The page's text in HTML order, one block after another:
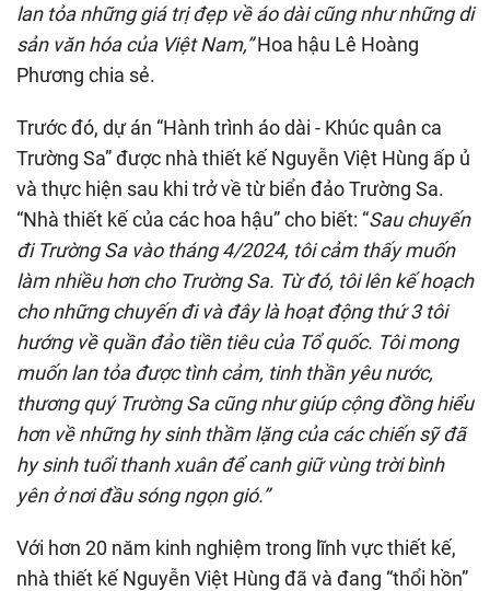
lantỏanhững giá trị đẹp về áo dài cũng nhưnhữngdi
sản văn hóacủa Việt Nam,”Hoa hậu Lê Hoàng
Phương chia sẻ.
Trước đó, dự án “Hành trình áo dài - Khúc quân ca
Trường Sa” được nhà thiết kế Nguyễn Việt Hùng ấp ủ
và thực hiện sau khi trở về từ biển đảo Trường Sa.
“Nhà thiết kế của các hoa hậu” cho biết: “Sau chuyến
đi Trường Sa vào tháng 4/2024, tôi cảm thấy muốn
làm nhiều hơn cho Trường Sa. Từ đó, tôi lênkế hoạch
cho những chuyến đi và đâylà hoạt động thứ 3tôi
hướng vềquần đảo tiền tiêu của Tổ quốc. Tôi mong
muốn lan tỏađược tình cảm, tinh thần yêu nước,
thương quý Trường Sa cũng nhưgiúp cộng đồnghiểu
hơnvề những hy sinh thầm lặng của cácchiến sỹ đã
hy sinh tuổi thanh xuânđể canh giữ vùng trời bình
yên ở nơi đầu sóng ngọn gió.”
Với hơn 20 năm kinh nghiệm trong lĩnh vực thiết kế,
nhà thiết kế Nguyễn Việt Hùng đã và đang “thổi hồn”